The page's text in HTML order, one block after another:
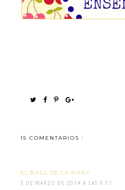
15 COMENTARIOS :
EL BAÚL DE LA MARY
5 DE MARZO DE 2014 A LAS 9:57